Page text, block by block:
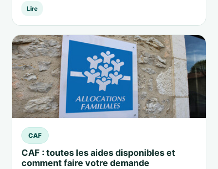
Lire
CAF
CAF : toutes les aides disponibles et
comment faire votre demande